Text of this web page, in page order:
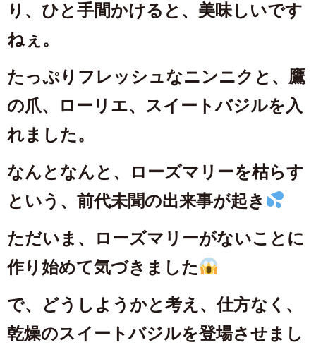
り、ひと手間かけると、美味しいです
ねぇ。
たっぷりフレッシュなニンニクと、鷹
の爪、ローリエ、スイートバジルを入
れました。
なんとなんと、ローズマリーを枯らす
という、前代未聞の出来事が起き
ただいま、ローズマリーがないことに
作り始めて気づきました
で、どうしようかと考え、仕方なく、
乾燥のスイートバジルを登場させまし